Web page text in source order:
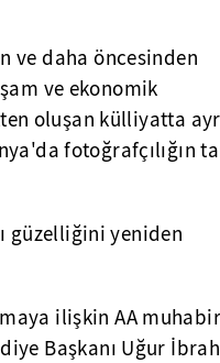
ve daha öncesinden
ve ekonomik
oluşan külliyatta
fotoğrafçılığın
güzelliğini yeniden
ilişkin AA
Başkanı Uğur